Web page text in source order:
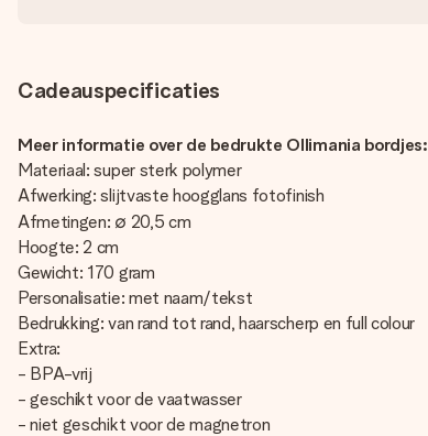
Cadeauspecificaties
Meer informatie over de bedrukte Ollimania bordjes:
Materiaal: super sterk polymer
Afwerking: slijtvaste hoogglans fotofinish
Afmetingen: ∅ 20,5 cm
Hoogte: 2 cm
Gewicht: 170 gram
Personalisatie: met naam/tekst
Bedrukking: van rand tot rand, haarscherp en full colour
Extra:
- BPA-vrij
- geschikt voor de vaatwasser
- niet geschikt voor de magnetron